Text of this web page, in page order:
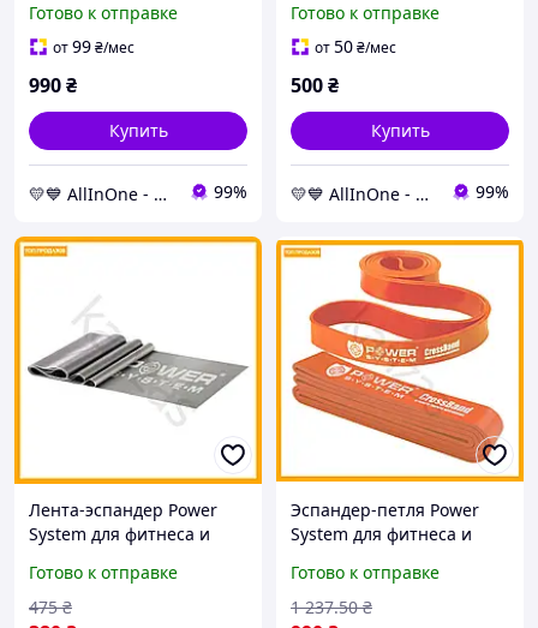
сопротивление 10-35кг
AllInOne -market-without-
Готово к отправке
от99₴/мес
990₴
Купить
💛💙 AllInOne - находи все необходимое в одном магазине! 99%
System PS-4021 Power
Hand Grip черный
queues-
Готово к отправке
от50₴/мес
500₴
Купить
💛💙 AllInOne - находи все необходимое в одном магазине! 99%
Лента-эспандер Power
System для фитнеса и
35 кг эластичная
тренировочная лента
Готово к отправке
475 ₴
Эспандер-петля Power
System для фитнеса и
сопротивление 10-35 кг
резинка для тренировок
Готово к отправке
1 237.50 ₴